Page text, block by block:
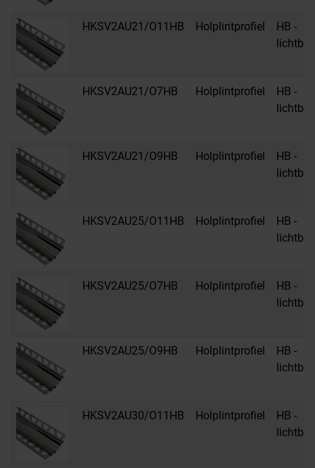
HKSV2AU21/O11HB Holplintprofiel
HB -
HKSV2AU21/O7HB Holplintprofiel
HB -
HKSV2AU21/O9HB Holplintprofiel
HB -
HKSV2AU25/O11HB Holplintprofiel
HB -
HKSV2AU25/O7HB Holplintprofiel
HB -
HKSV2AU25/O9HB Holplintprofiel
HB -
HKSV2AU30/O11HB Holplintprofiel
HB -